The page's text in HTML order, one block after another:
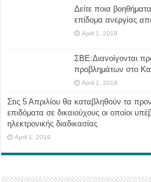
Δείτε ποια
επίδομα ανεργίας
April 1, 2019
ΣΒΕ:Διανοίγονται
προβλημάτων στο
April 1, 2019
Στις 5 Απριλίου θα καταβληθούν τα
επιδόματα σε δικαιούχους οι οποίοι
ηλεκτρονικής διαδικασίας
April 1, 2019